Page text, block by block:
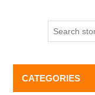
CATEGORIES